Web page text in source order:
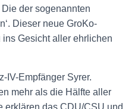
der sogenannten
Dieser neue GroKo-
Gesicht aller ehrlichen
IV-Empfänger Syrer.
mehr als die Hälfte aller
erklären das CDU/CSU und